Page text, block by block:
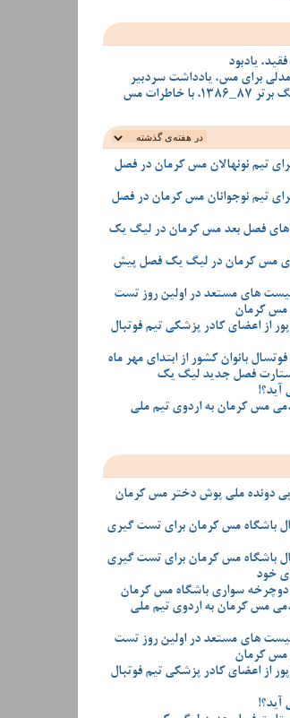
یادبود
برای مس، یادداشت سردبیر
خاطرات مس
تیم نونهالان مس کرمان در فصل
تیم نوجوانان مس کرمان در فصل
های فصل بعد مس کرمان در لیگ یک
های مس کرمان در لیگ یک فصل پیش
های مستعد در اولین روز تست
مس کرمان
از اعضای کادر پزشکی تیم فوتبال
بانوان کشور از ابتدای مهر ماه
استارت فصل جدید لیگ یک
مس کرمان به اردوی تیم ملی
دونده ملی پوش دختر مس کرمان
باشگاه مس کرمان برای تست گیری
باشگاه مس کرمان برای تست گیری
دوچرخه سواری باشگاه مس کرمان
مس کرمان به اردوی تیم ملی
های مستعد در اولین روز تست
مس کرمان
از اعضای کادر پزشکی تیم فوتبال